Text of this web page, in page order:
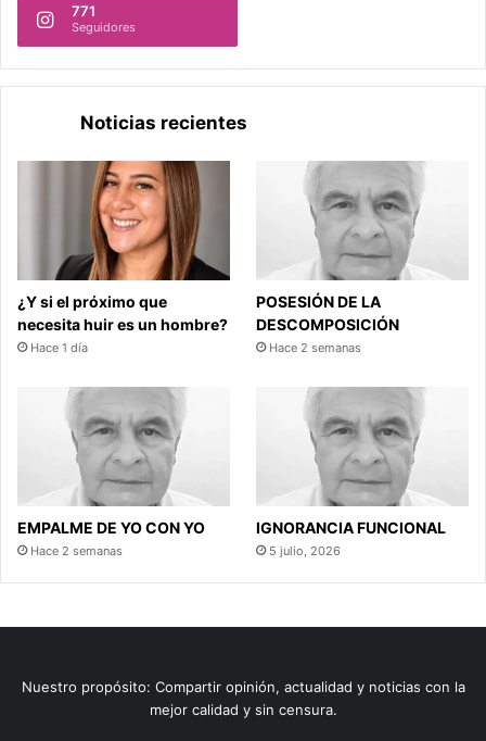
771
Seguidores
Noticias recientes
¿Y si el próximo que
necesita huir es un hombre?
Hace 1 día
POSESIÓN DE LA
DESCOMPOSICIÓN
Hace 2 semanas
EMPALME DE YO CON YO
Hace 2 semanas
IGNORANCIA FUNCIONAL
5 julio, 2026
Nuestro propósito: Compartir opinión, actualidad y noticias con la
mejor calidad y sin censura.